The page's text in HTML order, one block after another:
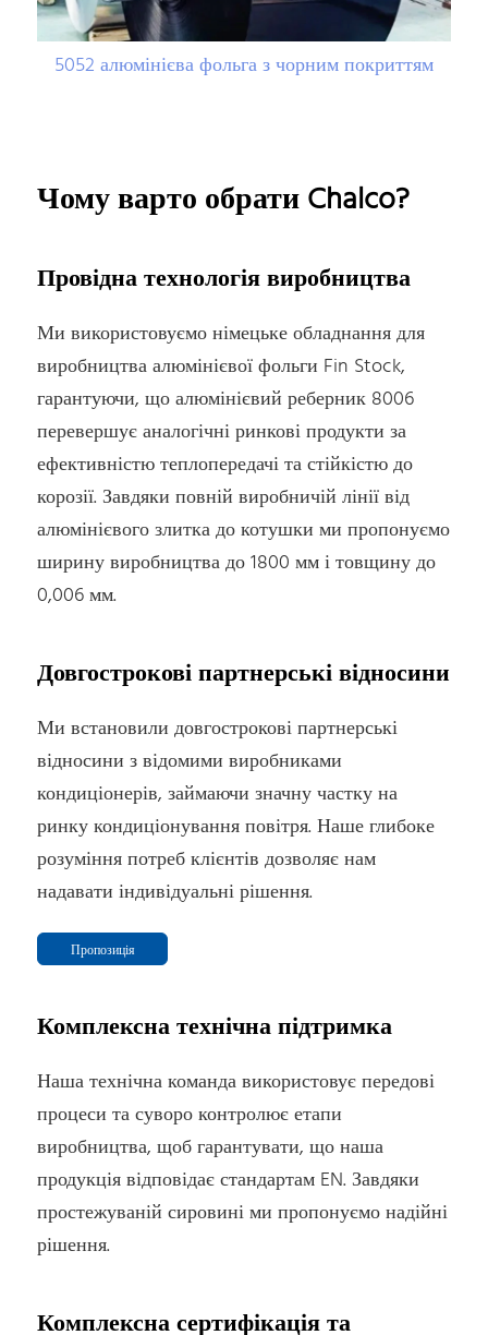
5052 алюмінієва фольга з чорним покриттям
Чому варто обрати Chalco?
Провідна технологія виробництва
Ми використовуємо німецьке обладнання для
виробництва алюмінієвої фольги Fin Stock,
гарантуючи, що алюмінієвий реберник 8006
перевершує аналогічні ринкові продукти за
ефективністю теплопередачі та стійкістю до
корозії. Завдяки повній виробничій лінії від
алюмінієвого злитка до котушки ми пропонуємо
ширину виробництва до 1800 мм і товщину до
0,006 мм.
Довгострокові партнерські відносини
Ми встановили довгострокові партнерські
відносини з відомими виробниками
кондиціонерів, займаючи значну частку на
ринку кондиціонування повітря. Наше глибоке
розуміння потреб клієнтів дозволяє нам
надавати індивідуальні рішення.
Пропозиція
Комплексна технічна підтримка
Наша технічна команда використовує передові
процеси та суворо контролює етапи
виробництва, щоб гарантувати, що наша
продукція відповідає стандартам EN. Завдяки
простежуваній сировині ми пропонуємо надійні
рішення.
Комплексна сертифікація та